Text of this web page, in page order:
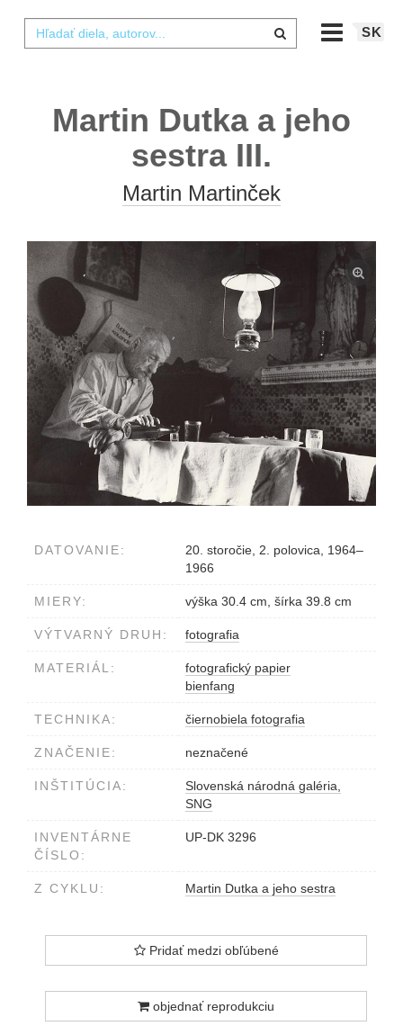
SK
Martin Dutka a jeho
sestra III.
Martin Martinček
DATOVANIE:
20. storočie, 2. polovica, 1964–
1966
MIERY: výška 30.4 cm, šírka 39.8 cm
VÝTVARNÝ DRUH: fotografia
MATERIÁL:
fotografický papier
bienfang
TECHNIKA: čiernobiela fotografia
ZNAČENIE: neznačené
INŠTITÚCIA:
Slovenská národná galéria,
SNG
INVENTÁRNE
ČÍSLO:
UP-DK 3296
Z CYKLU: Martin Dutka a jeho sestra
Pridať medzi obľúbené
objednať reprodukciu